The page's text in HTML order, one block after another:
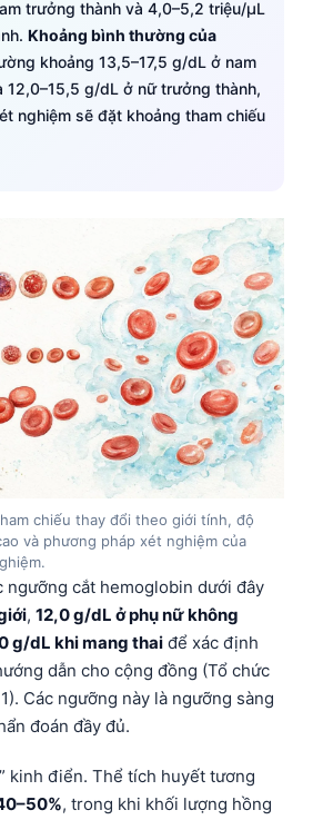
trưởng thành và 4,0–5,2 triệu/µL
Khoảng bình thường của
khoảng 13,5–17,5 g/dL ở nam
12,0–15,5 g/dL ở nữ trưởng thành,
nghiệm sẽ đặt khoảng tham chiếu
chiếu thay đổi theo giới tính, độ
và phương pháp xét nghiệm của
ngưỡng cắt hemoglobin dưới đây
, 12,0 g/dL ở phụ nữ không
g/dL khi mang thai để xác định
dẫn cho cộng đồng (Tổ chức
Các ngưỡng này là ngưỡng sàng
đoán đầy đủ.
kinh điển. Thể tích huyết tương
, trong khi khối lượng hồng